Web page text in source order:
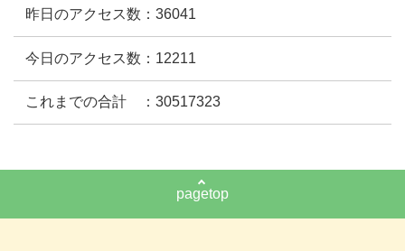
昨日のアクセス数：36041
今日のアクセス数：12211
これまでの合計 ：30517323
pagetop